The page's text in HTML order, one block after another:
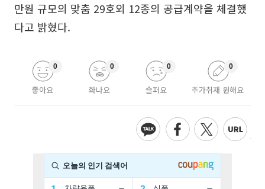
만원 규모의 맞춤 29호외 12종의 공급계약을 체결했
다고 밝혔다.
좋아요
0
화나요
0
슬퍼요
0
추가취재 원해요
0